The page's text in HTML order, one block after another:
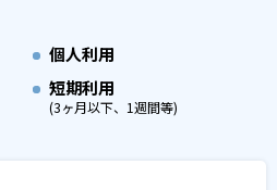
個人利用
短期利用
(3ヶ月以下、1週間等)